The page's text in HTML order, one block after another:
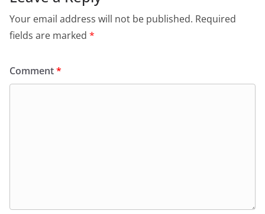
Your email address will not be published. Required
fields are marked *
Comment*